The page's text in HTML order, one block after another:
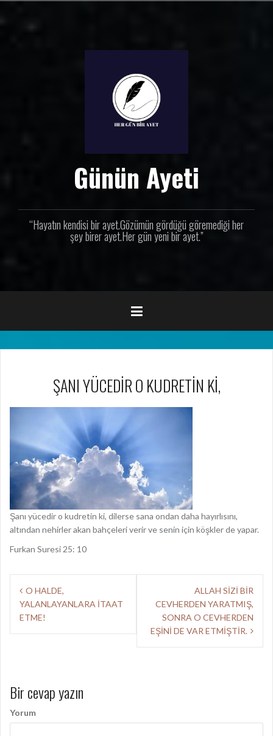
Günün Ayeti
“Hayatın kendisi bir ayet.Gözümün gördüğü göremediği her
şey birer ayet.Her gün yeni bir ayet.”
ŞANI YÜCEDİR O KUDRETİN Kİ,
Şanı yücedir o kudretin ki, dilerse sana ondan daha hayırlısını,
altından nehirler akan bahçeleri verir ve senin için köşkler de yapar.
Furkan Suresi 25: 10
o
l
O HALDE,
YALANLAYANLARA İTAAT
ETME!
ALLAH SİZİ BİR
CEVHERDEN YARATMIŞ,
SONRA O CEVHERDEN
EŞİNİ DE VAR ETMİŞTİR.
Bir cevap yazın
Yorum